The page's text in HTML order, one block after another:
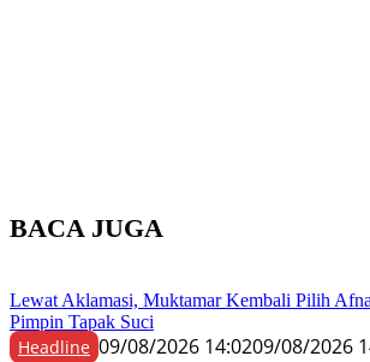
BACA JUGA
Lewat Aklamasi, Muktamar Kembali Pilih
Pimpin Tapak Suci
Headline 09/08/2026 14:0209/08/2026